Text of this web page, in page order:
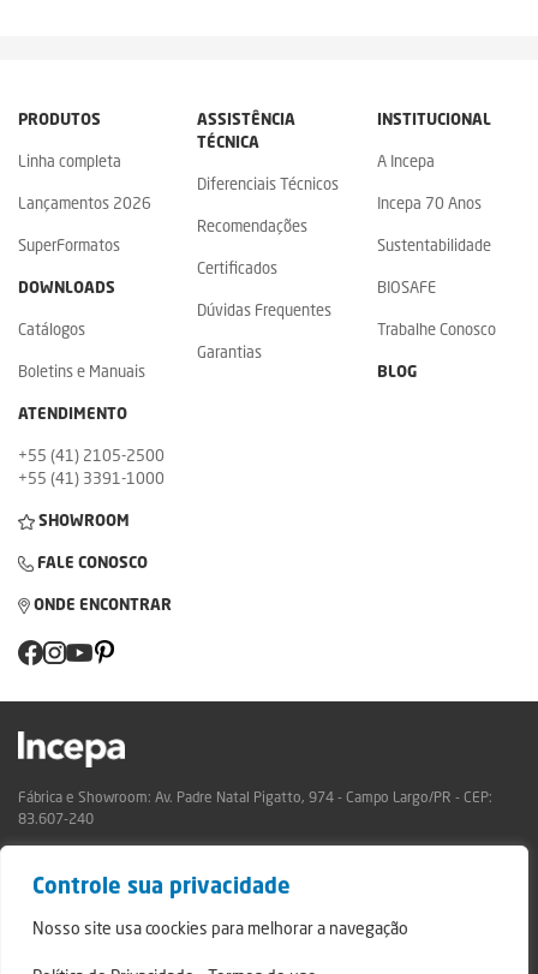
Controle sua privacidade
Nosso site usa coockies para melhorar a navegação
PRODUTOS
Linha completa
Lançamentos 2026
SuperFormatos
DOWNLOADS
Catálogos
Boletins e Manuais
ASSISTÊNCIA
TÉCNICA
Diferenciais Técnicos
Recomendações
Certificados
Dúvidas Frequentes
Garantias
INSTITUCIONAL
A Incepa
Incepa 70 Anos
Sustentabilidade
BIOSAFE
Trabalhe Conosco
BLOG
ATENDIMENTO
+55 (41) 2105-2500
+55 (41) 3391-1000
SHOWROOM
FALE CONOSCO
ONDE ENCONTRAR
Fábrica e Showroom: Av. Padre Natal Pigatto, 974 - Campo Largo/PR - CEP:
83.607-240
Relatório de Transparência São Mateus do Sul
© 2024 - Incepa Revestimentos Cerâmicos, todos os direitos reservados.